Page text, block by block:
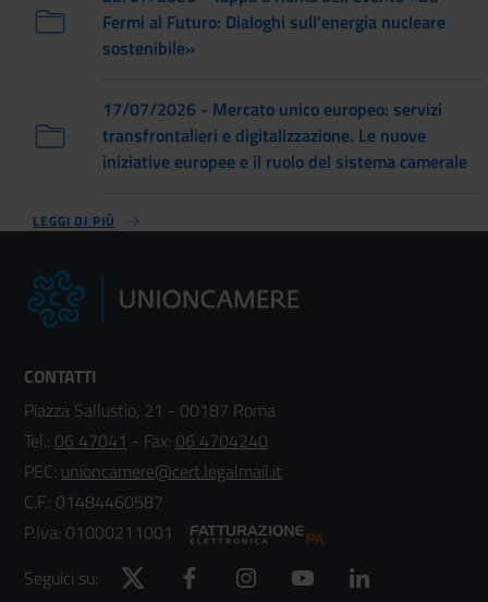
Fermi al Futuro: Dialoghi sull'energia nucleare
sostenibile»
17/07/2026 - Mercato unico europeo: servizi
transfrontalieri e digitalizzazione. Le nuove
iniziative europee e il ruolo del sistema camerale
LEGGI DI PIÙ
CONTATTI
Piazza Sallustio, 21 - 00187 Roma
Tel.: 06 47041 - Fax: 06 4704240
PEC: unioncamere@cert.legalmail.it
C.F.: 01484460587
P.Iva: 01000211001
Seguici su:
Twitter Facebook Instagram YouTube